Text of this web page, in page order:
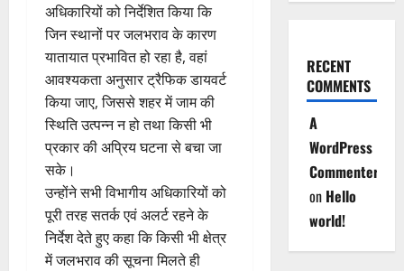
अधिकारियों को निर्देशित किया कि
जिन स्थानों पर जलभराव के कारण
यातायात प्रभावित हो रहा है, वहां
आवश्यकता अनुसार ट्रैफिक डायवर्ट
किया जाए, जिससे शहर में जाम की
स्थिति उत्पन्न न हो तथा किसी भी
प्रकार की अप्रिय घटना से बचा जा
सके।
उन्होंने सभी विभागीय अधिकारियों को
पूरी तरह सतर्क एवं अलर्ट रहने के
निर्देश देते हुए कहा कि किसी भी क्षेत्र
में जलभराव की सूचना मिलते ही
RECENT
COMMENTS
A
WordPress
Commenter
on Hello
world!